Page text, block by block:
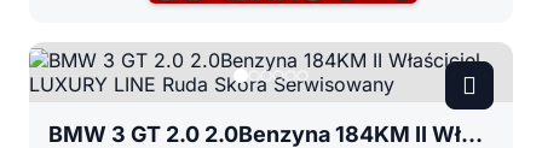
BMW 3 GT 2.0 2.0Benzyna 184KM II Właściciel LUXURY LINE Ruda Skóra Serwisowany